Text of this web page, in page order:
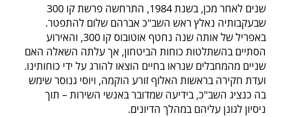
שנים לאחר מכן, בשנת 1984, התרחשה פרשת קו 300
שבעקבותיה נאלץ ראש השב"כ אברהם שלום להתפטר.
באפריל של אותה שנה נחטף אוטובוס קו 300, והאירוע
הסתיים בהשתלטות כוחות הביטחון, אך עלתה השאלה האם
שניים מהמחבלים שנראו בחיים הוצאו להורג על ידי כוחותינו.
ועדת חקירה בראשות האלוף זורע הוקמה, ויוסי גנוסר שימש
בה כנציג השב"כ, בידיעה שמדובר באנשי השירות – תוך
ניסיון לגונן עליהם במהלך הדיונים.